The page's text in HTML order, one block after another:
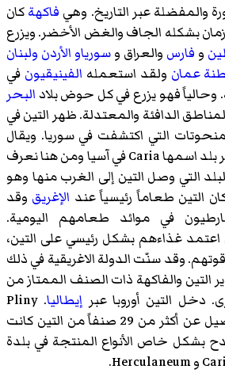
والمفضلة عبر التاريخ. وهي فاكهةكان
بشكله الجاف والغض الأخضر. ويزرع
و فارس والعراق وسورياو الأردن ولبنان
عمان ولقد استعمله الفينيقيون في
وحالياً فهو يزرع في كل حوض بلادالبحر
الدافئة والمعتدلة. ظهر التين في
التي اكتشفت في سوريا. ويقال
عبر بلد اسمها Caria في آسيا ومن هنا نعرف
التي وصل التين إلى الغرب منها وهو
التين طعاماً رئيسياً عند الإغريق وقد
في موائد طعامهم اليومية.
غذاءهم بشكل رئيسي على التين،
وقد سنّت الدولة الاغريقية في ذلك
التين والفاكهة ذات الصنف الممتاز من
دخل التين أوروبا عبر إيطاليا . Pliny
يعطي في كتاباته التفاصيل عن أكثر من 29 صنفاً من التين كانت
بشكل خاص الأنواع المنتجة في بلدة